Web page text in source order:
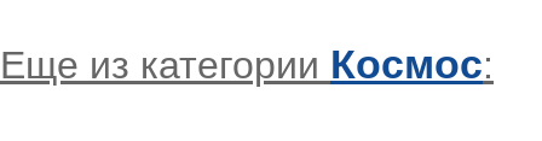
Еще из категории Космос: